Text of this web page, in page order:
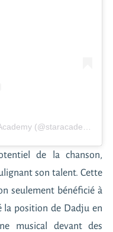
de la chanson,
son talent. Cette
seulement bénéficié à
la position de Dadju en
musical devant des